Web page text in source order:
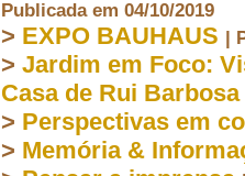
Publicada em 04/10/2019
> EXPO BAUHAUS |
> Jardim em Foco:
Casa de Rui Barbosa
> Perspectivas em
> Memória &